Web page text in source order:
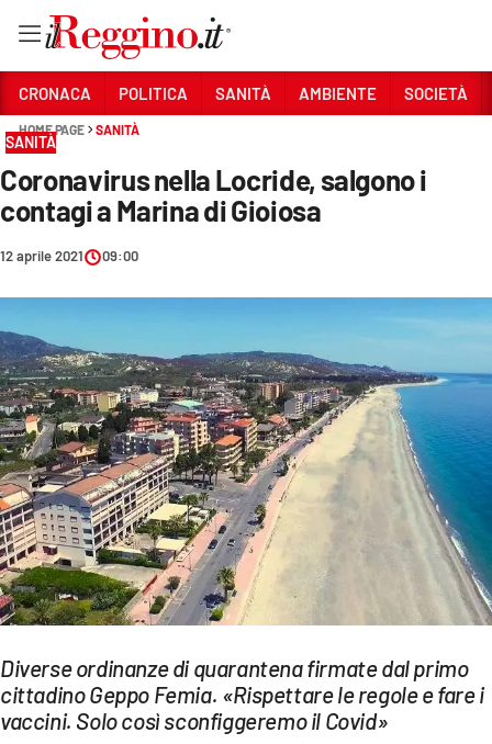
Sezioni
CRONACA
POLITICA
SOCIETÀ
CULTURA
ECONOMIA E LAVORO
EVENTI
SPORT
Streaming
LAC TV
LAC NETWORK
CRONACA POLITICA SANITÀ AMBIENTE SOCIETÀ
HOME PAGE SANITÀ
SANITÀ
Coronavirus nella Locride, salgono i
contagi a Marina di Gioiosa
12 aprile 2021 09:00
Diverse ordinanze di quarantena firmate dal primo
cittadino Geppo Femia. «Rispettare le regole e fare i
vaccini. Solo così sconfiggeremo il Covid»